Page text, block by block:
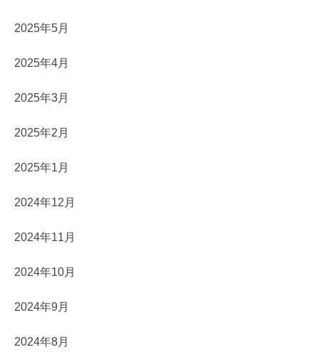
2025年5月
2025年4月
2025年3月
2025年2月
2025年1月
2024年12月
2024年11月
2024年10月
2024年9月
2024年8月